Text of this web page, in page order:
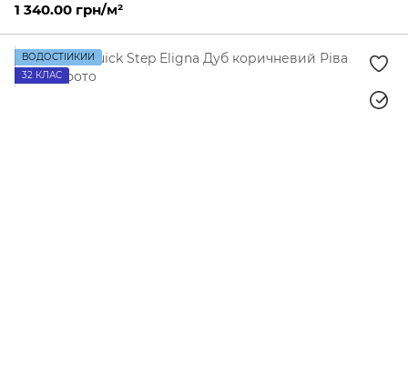
1 340.00 грн/м²
ВОДОСТІЙКИЙ
32 КЛАС